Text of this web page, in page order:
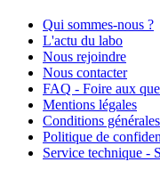
Qui sommes-nous ?
L'actu du labo
Nous rejoindre
Nous contacter
FAQ - Foire aux
Mentions légales
Conditions
Politique de
Service technique -